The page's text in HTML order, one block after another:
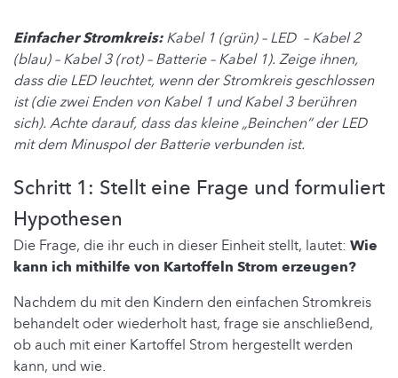
Einfacher Stromkreis:Kabel 1 (grün) – LED – Kabel 2
(blau) – Kabel 3 (rot) – Batterie – Kabel 1). Zeige ihnen,
dass die LED leuchtet, wenn der Stromkreis geschlossen
ist (die zwei Enden von Kabel 1 und Kabel 3 berühren
sich). Achte darauf, dass das kleine „Beinchen“ der LED
mit dem Minuspol der Batterie verbunden ist.
Schritt 1: Stellt eine Frage und formuliert
Hypothesen
Die Frage, die ihr euch in dieser Einheit stellt, lautet: Wie
kann ich mithilfe von Kartoffeln Strom erzeugen?
Nachdem du mit den Kindern den einfachen Stromkreis
behandelt oder wiederholt hast, frage sie anschließend,
ob auch mit einer Kartoffel Strom hergestellt werden
kann, und wie.